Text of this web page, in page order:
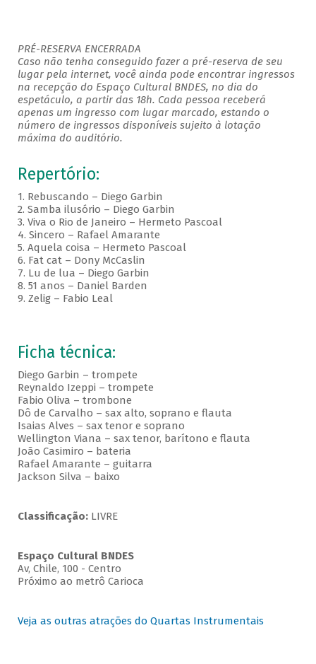
PRÉ-RESERVA ENCERRADA
Caso não tenha conseguido fazer a pré-reserva de seu
lugar pela internet, você ainda pode encontrar ingressos
na recepção do Espaço Cultural BNDES, no dia do
espetáculo, a partir das 18h. Cada pessoa receberá
apenas um ingresso com lugar marcado, estando o
número de ingressos disponíveis sujeito à lotação
máxima do auditório.
Repertório:
1. Rebuscando – Diego Garbin
2. Samba ilusório – Diego Garbin
3. Viva o Rio de Janeiro – Hermeto Pascoal
4. Sincero – Rafael Amarante
5. Aquela coisa – Hermeto Pascoal
6. Fat cat – Dony McCaslin
7. Lu de lua – Diego Garbin
8. 51 anos – Daniel Barden
9. Zelig – Fabio Leal
Ficha técnica:
Diego Garbin – trompete
Reynaldo Izeppi – trompete
Fabio Oliva – trombone
Dô de Carvalho – sax alto, soprano e flauta
Isaias Alves – sax tenor e soprano
Wellington Viana – sax tenor, barítono e flauta
João Casimiro – bateria
Rafael Amarante – guitarra
Jackson Silva – baixo
Classificação:LIVRE
Espaço Cultural BNDES
Av, Chile, 100 - Centro
Próximo ao metrô Carioca
Veja as outras atrações do Quartas Instrumentais